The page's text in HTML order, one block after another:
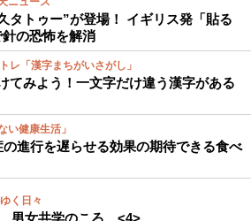
タトゥー”が登場！ イギリス発「貼る
の恐怖を解消
レ「漢字まちがいさがし」
みよう！一文字だけ違う漢字がある
い健康生活」
の進行を遅らせる効果の期待できる食べ
く日々
男女共学のころ <4>